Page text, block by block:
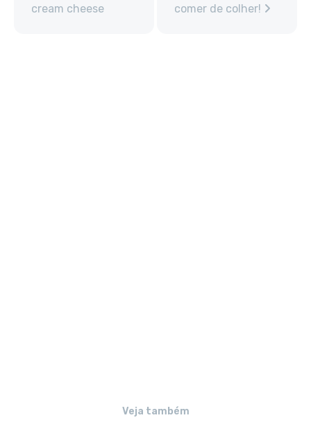
cream cheese
comer de colher!
Veja também